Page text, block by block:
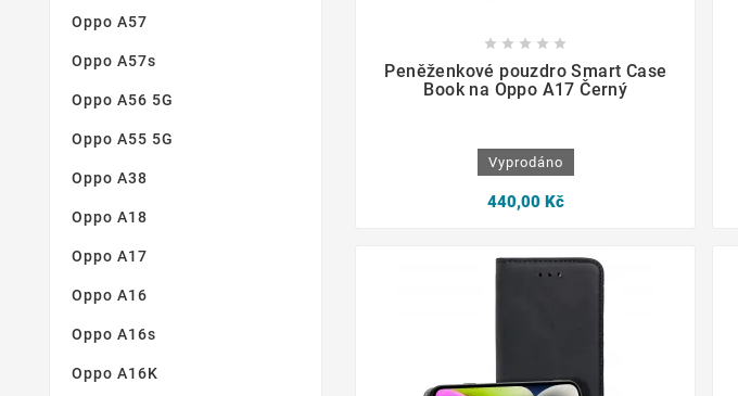
Oppo A57
Oppo A57s
Oppo A56 5G
Oppo A55 5G
Oppo A38
Oppo A18
Oppo A17
Oppo A16
Oppo A16s
Oppo A16K
    
Peněženkové pouzdro Smart Case
Book na Oppo A17 Černý
Vyprodáno
440,00 Kč